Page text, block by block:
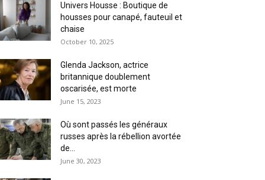
Univers Housse : Boutique de
housses pour canapé, fauteuil et
chaise
October 10, 2025
Glenda Jackson, actrice
britannique doublement
oscarisée, est morte
June 15, 2023
Où sont passés les généraux
russes après la rébellion avortée
de...
June 30, 2023